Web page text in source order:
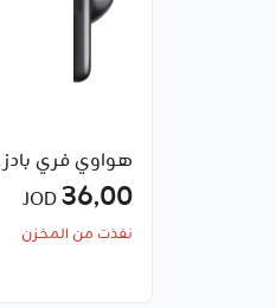
هواوي فري بادز SE 4
36٫00
نفذت من المخزن